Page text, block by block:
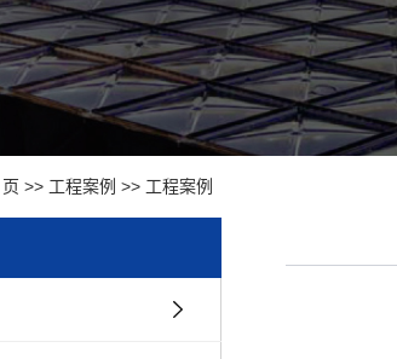
>> 工程案例 >> 工程案例